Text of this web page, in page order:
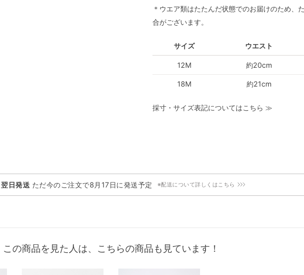
＊ウエア類はたたんだ状態でのお届けのため、
合がございます。
サイズ ウエスト
12M 約20cm
18M 約21cm
採寸・サイズ表記についてはこちら ≫
日発送 ただ今のご注文で8月17日に発送予定 ※配送について詳しくはこちら
この商品を見た人は、こちらの商品も見ています！